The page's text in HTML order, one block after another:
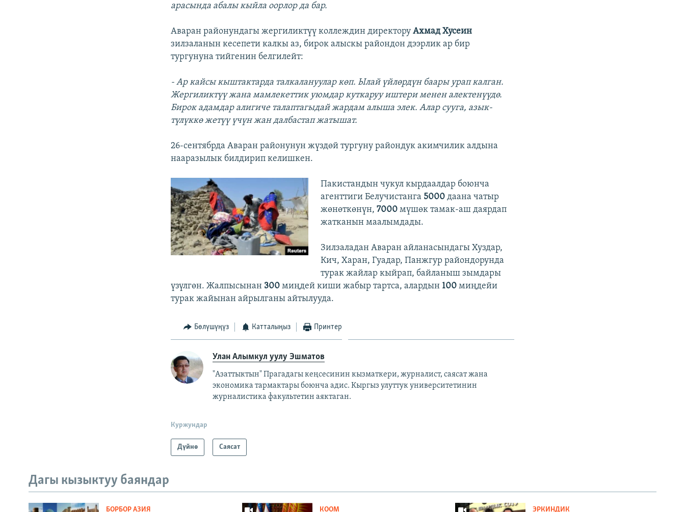
арасында абалы кыйла оорлор да бар.
Аваран районундагы жергиликтүү коллеждин директоруАхмад Хусеин
зилзаланын кесепети калкы аз, бирок алыскы райондон дээрлик ар бир
тургунуна тийгенин белгилейт:
- Ар кайсы кыштактарда талкалануулар көп. Ылай үйлөрдүн баары урап калган.
Жергиликтүү жана мамлекеттик уюмдар куткаруу иштери менен алектенүүдө.
Бирок адамдар алигиче талаптагыдай жардам алыша элек. Алар сууга, азык-
түлүккө жетүү үчүн жан далбастап жатышат.
26-сентябрда Аваран районунун жүздөй тургуну райондук акимчилик алдына
нааразылык билдирип келишкен.
Пакистандын чукул кырдаалдар боюнча
агенттиги Белучистанга 5000 даана чатыр
жөнөткөнүн, 7000мүшөк тамак-аш даярдап
жатканын маалымдады.
Зилзаладан Аваран айланасындагы Хуздар,
Кич, Харан, Гуадар, Панжгур райондорунда
турак жайлар кыйрап, байланыш зымдары
үзүлгөн. Жалпысынан 300миңдей киши жабыр тартса, алардын 100 миңдейи
турак жайынан айрылганы айтылууда.
Бөлүшүңүз Катталыңыз Принтер
Улан Алымкул уулу Эшматов
"Азаттыктын" Прагадагы кеңсесинин кызматкери, журналист, саясат жана
экономика тармактары боюнча адис. Кыргыз улуттук университетинин
журналистика факультетин аяктаган.
Куржундар
Дүйнө Саясат
Дагы кызыктуу баяндар
БОРБОР АЗИЯ КООМ ЭРКИНДИК